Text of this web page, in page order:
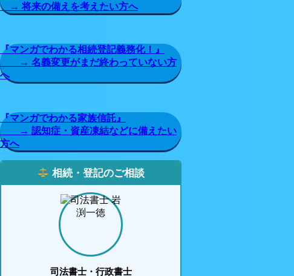
→ 将来の備えを考えたい方へ
『マンガでわかる相続登記義務化！』
→ 名義変更がまだ終わっていない方
へ
『マンガでわかる家族信託』
→ 認知症・資産凍結などに備えたい
方へ
相続・登記のご相談
司法書士・行政書士